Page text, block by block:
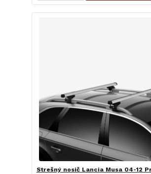
Strešný nosič Lancia Musa 04-12